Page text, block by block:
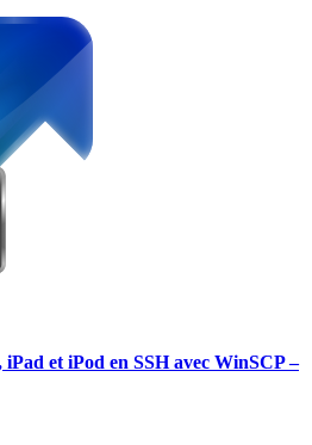
iPad et iPod en SSH avec WinSCP –